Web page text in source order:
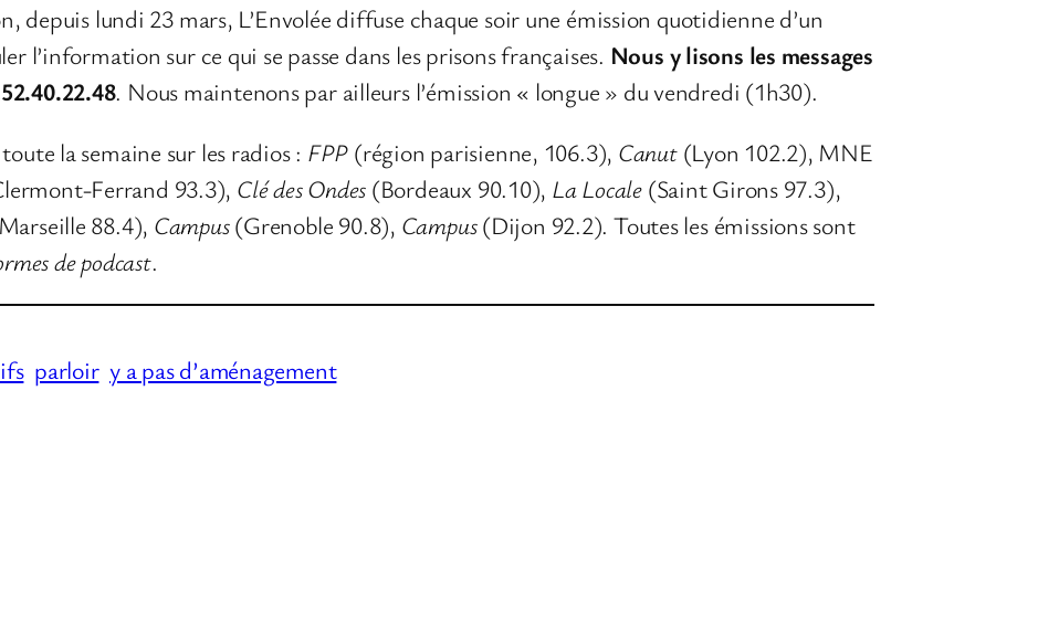
depuis lundi 23 mars, L’Envolée diffuse chaque soir une émission quotidienne d’un
l’information sur ce qui se passe dans les prisons françaises. Nous y lisons les messages
. Nous maintenons par ailleurs l’émission « longue » du vendredi (1h30).
la semaine sur les radios : FPP (région parisienne, 106.3), Canut (Lyon 102.2), MNE
Ferrand 93.3), Clé des Ondes (Bordeaux 90.10), La Locale (Saint Girons 97.3),
88.4), Campus(Grenoble 90.8), Campus(Dijon 92.2). Toutes les émissions sont
de podcast.
parloir y a pas d’aménagement